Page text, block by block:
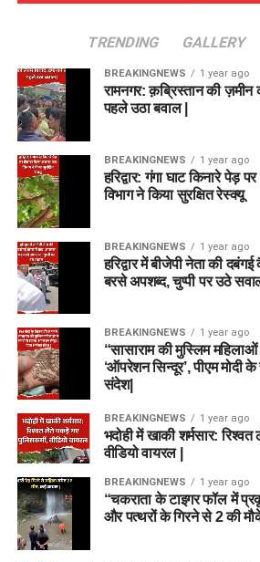
TRENDING GALLERY
BREAKINGNEWS 1 year ago
रामनगर: क़ब्रिस्तान की
पहले उठा बवाल |
BREAKINGNEWS 1 year ago
हरिद्वार: गंगा घाट किनारे पेड़
विभाग ने किया सुरक्षित रेस्क्यू
BREAKINGNEWS 1 year ago
हरिद्वार में बीजेपी नेता की
बरसे अपशब्द, चुप्पी पर उठे
BREAKINGNEWS 1 year ago
“सासाराम की मुस्लिम
‘ऑपरेशन सिन्दूर’, पीएम मोदी
संदेश|
BREAKINGNEWS 1 year ago
भदोही में खाकी शर्मसार:
वीडियो वायरल |
BREAKINGNEWS 1 year ago
“चकराता के टाइगर फॉल में
और पत्थरों के गिरने से 2 की